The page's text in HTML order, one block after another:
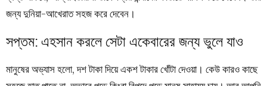
জন্য দুনিয়া-আখেরাত সহজ করে দেবেন।
সপ্তম: এহসান করলে সেটা একেবারের জন্য ভুলে যাও
মানুষের অভ্যাস হলো, দশ টাকা দিয়ে একশ টাকার খোঁটা দেওয়া। কেউ কারও কাছে